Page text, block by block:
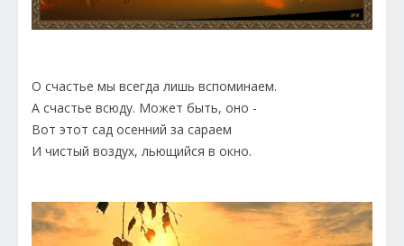
О счастье мы всегда лишь вспоминаем.
А счастье всюду. Может быть, оно -
Вот этот сад осенний за сараем
И чистый воздух, льющийся в окно.